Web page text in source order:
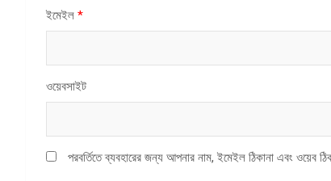
ইমেইল *
ওয়েবসাইট
পরবর্তিতে ব্যবহারের জন্য আপনার নাম, ইমেইল ঠিকানা এবং ওয়েব